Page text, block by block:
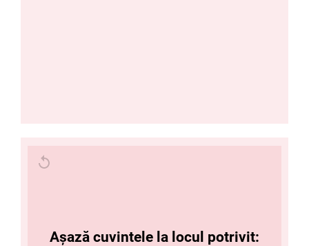
Așază cuvintele la locul potrivit: